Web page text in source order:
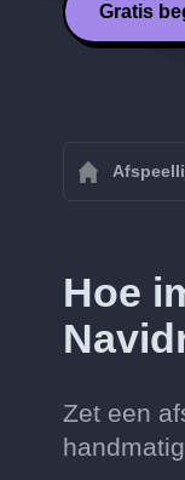
Gratis
Hoe
Zet een